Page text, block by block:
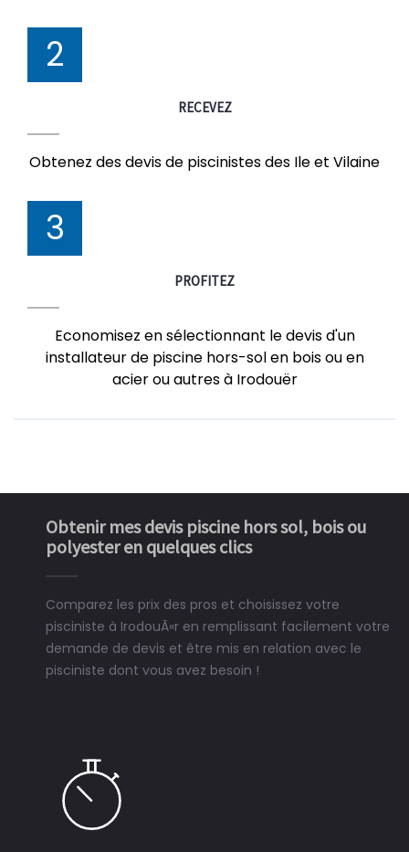
2
RECEVEZ
Obtenez des devis de piscinistes des Ile et Vilaine
3
PROFITEZ
Economisez en sélectionnant le devis d'un
installateur de piscine hors-sol en bois ou en
acier ou autres à Irodouër
Obtenir mes devis piscine hors sol, bois ou
polyester en quelques clics
Comparez les prix des pros et choisissez votre
pisciniste à IrodouÃ«r en remplissant facilement votre
demande de devis et être mis en relation avec le
pisciniste dont vous avez besoin !